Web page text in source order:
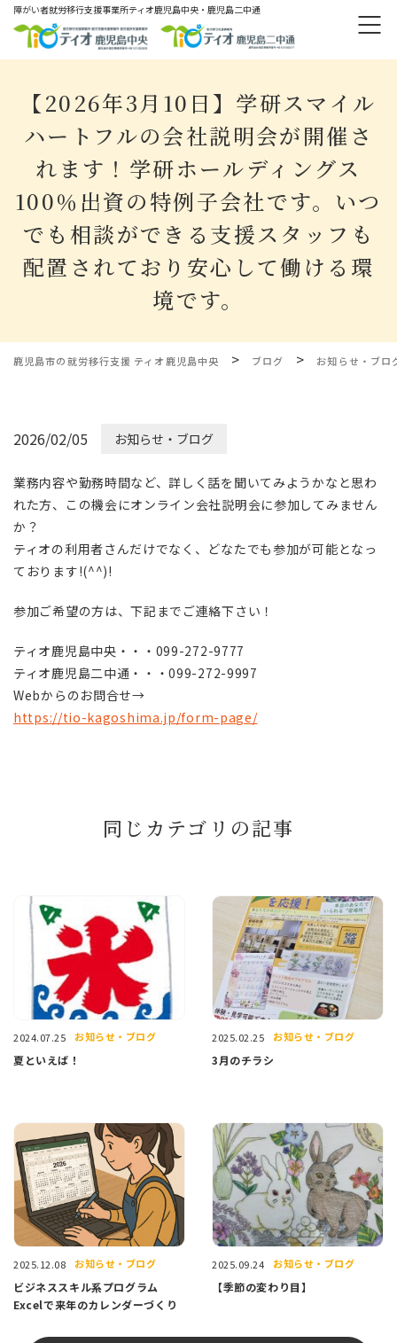
障がい者就労移⾏⽀援事業所ティオ⿅児島中央・鹿児島二中通
【2026年3月10日】学研スマイル
ハートフルの会社説明会が開催さ
れます！学研ホールディングス
100％出資の特例子会社です。いつ
でも相談ができる支援スタッフも
配置されており安心して働ける環
境です。
鹿児島市の就労移行支援 ティオ鹿児島中央 > ブログ > お知らせ・ブロ
2026/02/05 お知らせ・ブログ
業務内容や勤務時間など、詳しく話を聞いてみようかなと思わ
れた方、この機会にオンライン会社説明会に参加してみません
か？
ティオの利用者さんだけでなく、どなたでも参加が可能となっ
ております!(^^)!
参加ご希望の方は、下記までご連絡下さい！
ティオ鹿児島中央・・・099-272-9777
ティオ鹿児島二中通・・・099-272-9997
Webからのお問合せ→
https://tio-kagoshima.jp/form-page/
同じカテゴリの記事
2024.07.25 お知らせ・ブログ
夏といえば！
2025.02.25 お知らせ・ブログ
3月のチラシ
2025.12.08 お知らせ・ブログ
ビジネススキル系プログラム
Excelで来年のカレンダーづくり
2025.09.24 お知らせ・ブログ
【季節の変わり目】